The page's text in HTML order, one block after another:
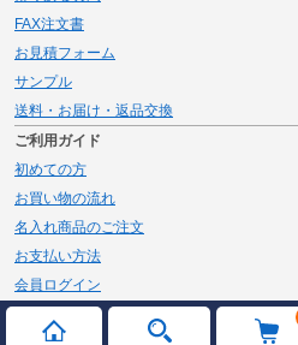
FAX注文書
お見積フォーム
サンプル
送料・お届け・返品交換
ご利用ガイド
初めての方
お買い物の流れ
名入れ商品のご注文
お支払い方法
会員ログイン
メルマガ登録